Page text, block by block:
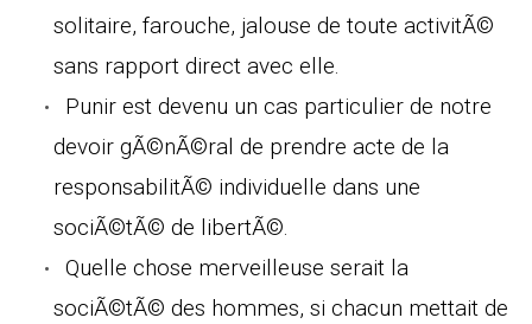
solitaire, farouche, jalouse de toute activitÃ©
sans rapport direct avec elle.
Punir est devenu un cas particulier de notre
devoir gÃ©nÃ©ral de prendre acte de la
responsabilitÃ© individuelle dans une
sociÃ©tÃ© de libertÃ©.
Quelle chose merveilleuse serait la
sociÃ©tÃ© des hommes, si chacun mettait de